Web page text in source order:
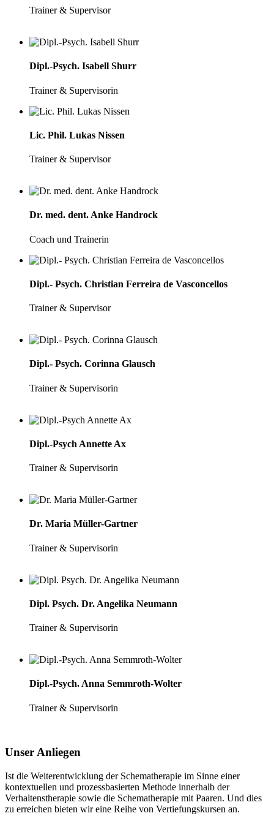
Trainer & Supervisor
Dipl.-Psych. Isabell Shurr
Trainer & Supervisorin
Lic. Phil. Lukas Nissen
Trainer & Supervisor
Dr. med. dent. Anke Handrock
Coach und Trainerin
Dipl.- Psych. Christian Ferreira de Vasconcellos
Trainer & Supervisor
Dipl.- Psych. Corinna Glausch
Trainer & Supervisorin
Dipl.-Psych Annette Ax
Trainer & Supervisorin
Dr. Maria Müller-Gartner
Trainer & Supervisorin
Dipl. Psych. Dr. Angelika Neumann
Trainer & Supervisorin
Dipl.-Psych. Anna Semmroth-Wolter
Trainer & Supervisorin
Unser Anliegen
Ist die Weiterentwicklung der Schematherapie im Sinne einer
kontextuellen und prozessbasierten Methode innerhalb der
Verhaltenstherapie sowie die Schematherapie mit Paaren. Und dies
zu erreichen bieten wir eine Reihe von Vertiefungskursen an.